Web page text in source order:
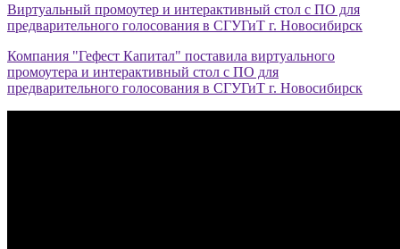
Виртуальный промоутер и интерактивный стол с ПО для
предварительного голосования в СГУГиТ г. Новосибирск
Компания "Гефест Капитал" поставила виртуального
промоутера и интерактивный стол с ПО для
предварительного голосования в СГУГиТ г. Новосибирск